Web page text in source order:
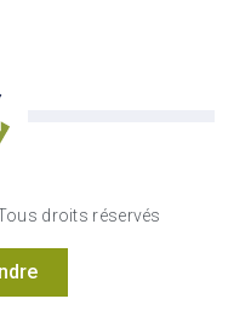
droits réservés